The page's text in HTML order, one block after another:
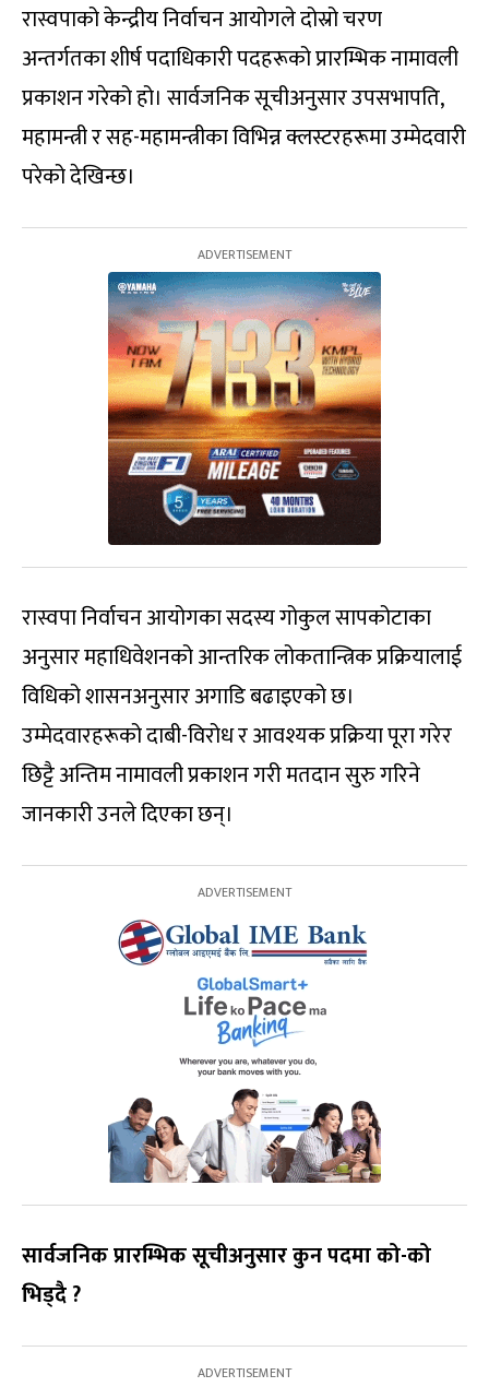
रास्वपाको केन्द्रीय निर्वाचन आयोगले दोस्रो चरण
अन्तर्गतका शीर्ष पदाधिकारी पदहरूको प्रारम्भिक नामावली
प्रकाशन गरेको हो। सार्वजनिक सूचीअनुसार उपसभापति,
महामन्त्री र सह-महामन्त्रीका विभिन्न क्लस्टरहरूमा उम्मेदवारी
परेको देखिन्छ।
रास्वपा निर्वाचन आयोगका सदस्य गोकुल सापकोटाका
अनुसार महाधिवेशनको आन्तरिक लोकतान्त्रिक प्रक्रियालाई
विधिको शासनअनुसार अगाडि बढाइएको छ।
उम्मेदवारहरूको दाबी-विरोध र आवश्यक प्रक्रिया पूरा गरेर
छिट्टै अन्तिम नामावली प्रकाशन गरी मतदान सुरु गरिने
जानकारी उनले दिएका छन्।
सार्वजनिक प्रारम्भिक सूचीअनुसार कुन पदमा को-को
भिड्दै ?